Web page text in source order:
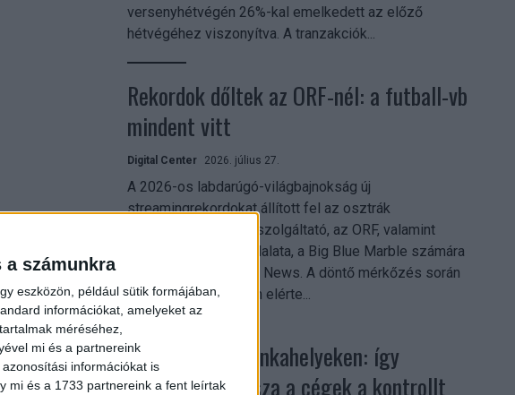
a számunkra
eszközön, például sütik formájában,
információkat, amelyeket az
méréséhez,
mi és a partnereink
információkat is
mi és a 1733 partnereink a fent leírtak
versenyhétvégén 26%-kal emelkedett az előző
hétvégéhez viszonyítva. A tranzakciók...
Rekordok dőltek az ORF-nél: a futball-vb
mindent vitt
Digital Center 2026. július 27.
A 2026-os labdarúgó-világbajnokság új
streamingrekordokat állított fel az osztrák
közszolgálati műsorszolgáltató, az ORF, valamint
technológiai leányvállalata, a Big Blue Marble számára
– írja a Broadband TV News. A döntő mérkőzés során
az átlagos nézőszám elérte...
Shadow AI a munkahelyeken: így
szerezhetik vissza a cégek a kontrollt